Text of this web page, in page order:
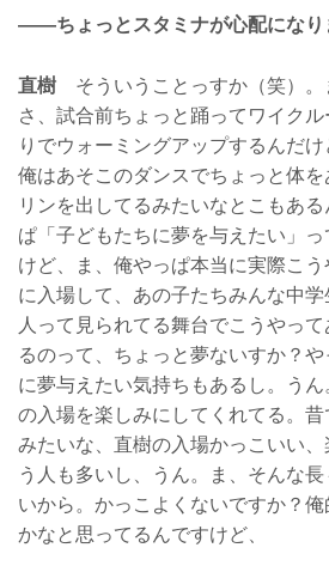
——ちょっとスタミナが心配になり
直樹 そういうことっすか（笑）。
さ、試合前ちょっと踊ってワイク
りでウォーミングアップするんだけ
俺はあそこのダンスでちょっと体
リンを出してるみたいなとこもあ
ぱ「子どもたちに夢を与えたい」
けど、ま、俺やっぱ本当に実際こ
に入場して、あの子たちみんな中
人って見られてる舞台でこうやっ
るのって、ちょっと夢ないすか？
に夢与えたい気持ちもあるし。う
の入場を楽しみにしてくれてる。
みたいな、直樹の入場かっこいい
う人も多いし、うん。ま、そんな
いから。かっこよくないですか？
かなと思ってるんですけど、